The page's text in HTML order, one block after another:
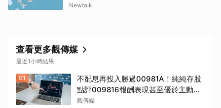
Newtalk
查看更多觀傳媒
最近1小時結果
01
不配息再投入勝過00981A！純純存股
點評009816報酬表現甚至優於主動式
ETF
觀傳媒